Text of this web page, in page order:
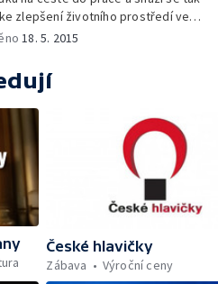
zlepšení životního prostředí ve
— Auto*Mat
18. 5. 2015
České hlavičky
Zábava
Výroční ceny